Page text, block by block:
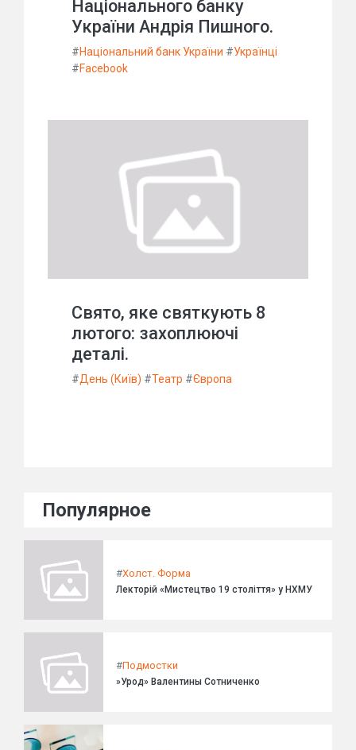
Національного банку
України Андрія Пишного.
#Національний банк України #Українці
#Facebook
Свято, яке святкують 8
лютого: захоплюючі
деталі.
#День (Київ) #Театр #Європа
Популярное
#Холст. Форма
Лекторій «Мистецтво 19 століття» у НХМУ
#Подмостки
»Урод» Валентины Сотниченко